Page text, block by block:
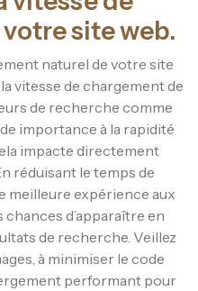
site web.
naturel de votre site
vitesse de chargement de
de recherche comme
importance à la rapidité
impacte directement
réduisant le temps de
meilleure expérience aux
d’apparaître en
de recherche. Veillez
à minimiser le code
performant pour